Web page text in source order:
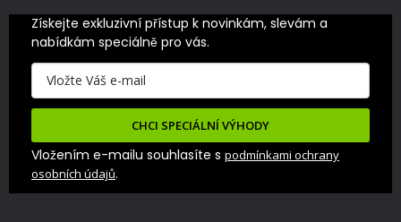
Získejte exkluzivní přístup k novinkám, slevám a
nabídkám speciálně pro vás.
CHCI SPECIÁLNÍ VÝHODY
Vložením e-mailu souhlasíte s podmínkami ochrany
osobních údajů.